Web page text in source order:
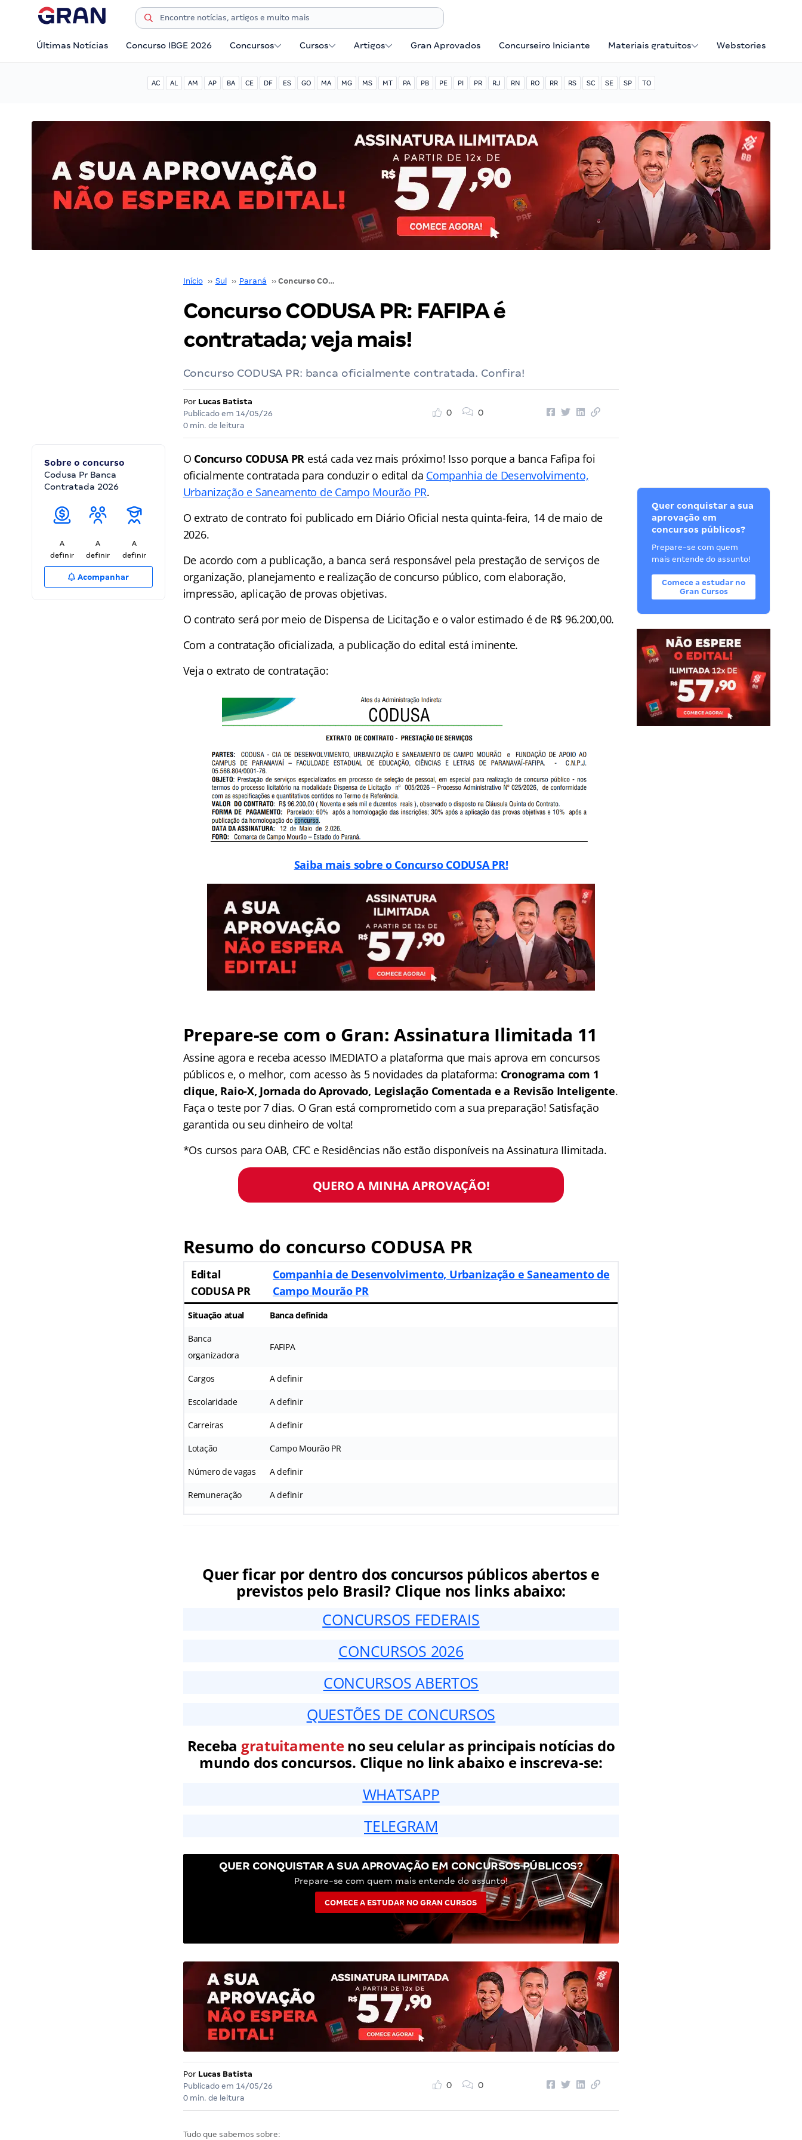
Últimas Notícias Concurso IBGE 2026 Concursos Cursos Artigos Gran Aprovados Concurseiro Iniciante Materiais gratuitos Webstories
AC AL AM AP BA CE DF ES GO MA MG MS MT PA PB PE PI PR RJ RN RO RR RS SC SE SP TO
Início ›› Sul ›› Paraná ›› Concurso CODUSA PR: FAFIPA é contratada; veja mais!
Concurso CODUSA PR: FAFIPA é
contratada; veja mais!
Concurso CODUSA PR: banca oficialmente contratada. Confira!
Por Lucas Batista
Publicado em 14/05/26
0 min. de leitura
0 0
Sobre o concurso
Codusa Pr Banca
Contratada 2026
A
definir
A
definir
A
definir
Acompanhar
O Concurso CODUSA PR está cada vez mais próximo! Isso porque a banca Fafipa foi
oficialmente contratada para conduzir o edital da Companhia de Desenvolvimento,
Urbanização e Saneamento de Campo Mourão PR.
O extrato de contrato foi publicado em Diário Oficial nesta quinta-feira, 14 de maio de
2026.
De acordo com a publicação, a banca será responsável pela prestação de serviços de
organização, planejamento e realização de concurso público, com elaboração,
impressão, aplicação de provas objetivas.
O contrato será por meio de Dispensa de Licitação e o valor estimado é de R$ 96.200,00.
Com a contratação oficializada, a publicação do edital está iminente.
Veja o extrato de contratação:
Saiba mais sobre o Concurso CODUSA PR!
Prepare-se com o Gran: Assinatura Ilimitada 11
Assine agora e receba acesso IMEDIATO a plataforma que mais aprova em concursos
públicos e, o melhor, com acesso às 5 novidades da plataforma: Cronograma com 1
clique, Raio-X, Jornada do Aprovado, Legislação Comentada e a Revisão Inteligente.
Faça o teste por 7 dias. O Gran está comprometido com a sua preparação! Satisfação
garantida ou seu dinheiro de volta!
*Os cursos para OAB, CFC e Residências não estão disponíveis na Assinatura Ilimitada.
QUERO A MINHA APROVAÇÃO!
Resumo do concurso CODUSA PR
Edital
CODUSA PR
Companhia de Desenvolvimento, Urbanização e Saneamento de
Campo Mourão PR
Situação atual Banca definida
Banca
organizadora
FAFIPA
Cargos A definir
Escolaridade A definir
Carreiras A definir
Lotação Campo Mourão PR
Número de vagas A definir
Remuneração A definir
Quer ficar por dentro dos concursos públicos abertos e
previstos pelo Brasil? Clique nos links abaixo:
CONCURSOS FEDERAIS
CONCURSOS 2026
CONCURSOS ABERTOS
QUESTÕES DE CONCURSOS
Receba gratuitamenteno seu celular as principais notícias do
mundo dos concursos. Clique no link abaixo e inscreva-se:
WHATSAPP
TELEGRAM
QUER CONQUISTAR A SUA APROVAÇÃO EM CONCURSOS PÚBLICOS?
Prepare-se com quem mais entende do assunto!
COMECE A ESTUDAR NO GRAN CURSOS
Por Lucas Batista
Publicado em 14/05/26
0 min. de leitura
0 0
Tudo que sabemos sobre:
Quer conquistar a sua
aprovação em
concursos públicos?
Prepare-se com quem
mais entende do assunto!
Comece a estudar no
Gran Cursos